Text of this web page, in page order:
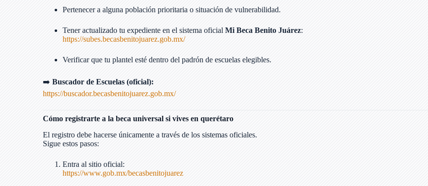
Pertenecer a alguna población prioritaria o situación de vulnerabilidad.
Tener actualizado tu expediente en el sistema oficial Mi Beca Benito Juárez:
https://subes.becasbenitojuarez.gob.mx/
Verificar que tu plantel esté dentro del padrón de escuelas elegibles.
➡️ Buscador de Escuelas (oficial):
https://buscador.becasbenitojuarez.gob.mx/
Cómo registrarte a la beca universal si vives en querétaro
El registro debe hacerse únicamente a través de los sistemas oficiales.
Sigue estos pasos:
Entra al sitio oficial:
https://www.gob.mx/becasbenitojuarez